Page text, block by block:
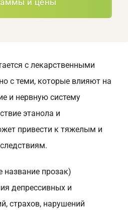
и цены
с лекарственными
с теми, которые влияют на
и нервную систему
этанола и
привести к тяжелым и
название прозак)
депрессивных и
страхов, нарушений